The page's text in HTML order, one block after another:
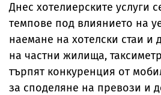
Днес хотелиерските услуги
темпове под влиянието на
наемане на хотелски стаи и
на частни жилища,
търпят конкуренция от
за споделяне на превози и